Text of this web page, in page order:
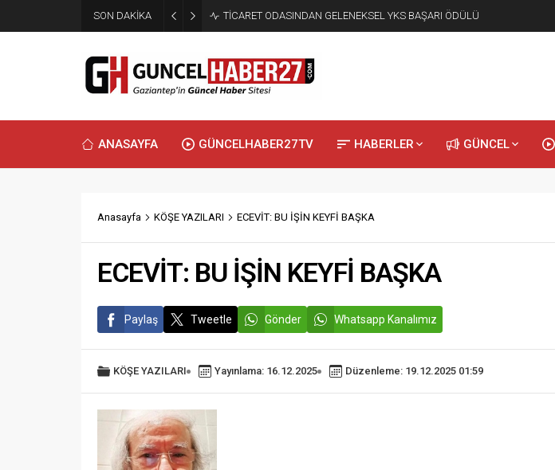
SON DAKİKA TİCARET ODASINDAN GELENEKSEL YKS BAŞARI ÖDÜLÜ
ANASAYFA GÜNCELHABER27TV HABERLER GÜNCEL
Anasayfa KÖŞE YAZILARI ECEVİT: BU İŞİN KEYFİ BAŞKA
ECEVİT: BU İŞİN KEYFİ BAŞKA
Paylaş Tweetle Gönder Whatsapp Kanalımız
KÖŞE YAZILARI Yayınlama: 16.12.2025 Düzenleme: 19.12.2025 01:59